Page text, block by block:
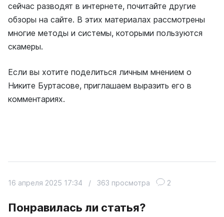
сейчас разводят в интернете, почитайте другие
обзоры на сайте. В этих материалах рассмотрены
многие методы и системы, которыми пользуются
скамеры.
Если вы хотите поделиться личным мнением о
Никите Буртасове, приглашаем выразить его в
комментариях.
Понравилась ли статья?
16 апреля 2025 17:34 / 363 просмотра 2